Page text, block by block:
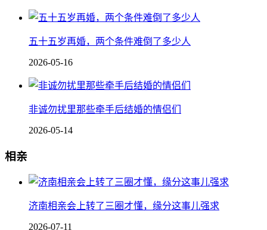
五十五岁再婚，两个条件难倒了多少人
2026-05-16
非诚勿扰里那些牵手后结婚的情侣们
2026-05-14
相亲
济南相亲会上转了三圈才懂，缘分这事儿强求
2026-07-11